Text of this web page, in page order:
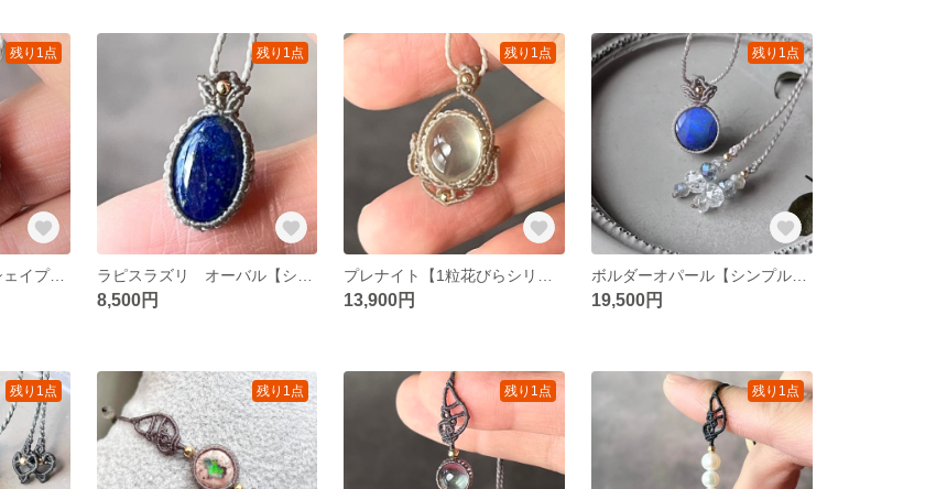
残り1点
ラピスラズリ ペアシェイプ【シンプル】マクラメネックレス
残り1点
8,500円
残り1点
13,900円
残り1点
19,500円
残り1点 残り1点 残り1点 残り1点